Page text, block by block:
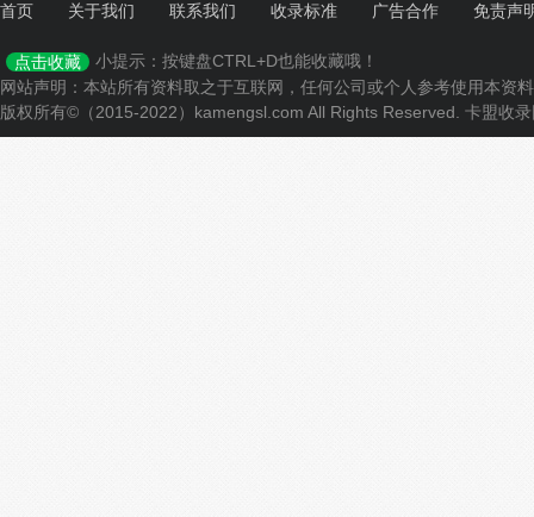
首页 关于我们 联系我们 收录标准 广告合作 免责声
点击收藏
小提示：按键盘CTRL+D也能收藏哦！
网站声明：本站所有资料取之于互联网，任何公司或个人参考使用本
版权所有©（2015-2022）kamengsl.com All Rights Reserved. 卡盟收